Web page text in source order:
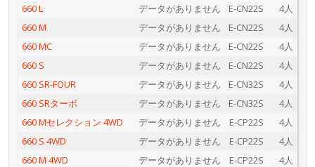
660 L
データがありません E-CN22S
4人
660 M
データがありません E-CN22S
4人
660 MC
データがありません E-CN22S
4人
660 S
データがありません E-CN22S
4人
660 SR-FOUR
データがありません E-CN32S
4人
660 SRターボ
データがありません E-CN32S
4人
660 Mセレクション 4WD
データがありません E-CP22S
4人
660 S 4WD
データがありません E-CP22S
4人
660 M 4WD
データがありません E-CP22S
4人